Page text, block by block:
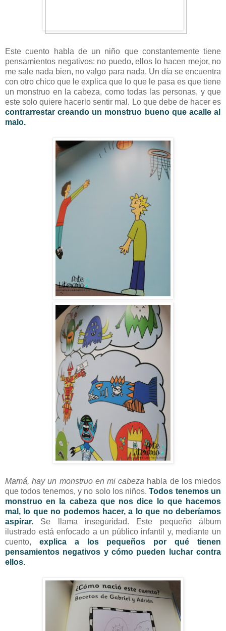
Este cuento habla de un niño que constantemente tiene
pensamientos negativos: no puedo, ellos lo hacen mejor, no
me sale nada bien, no valgo para nada. Un día se encuentra
con otro chico que le explica que lo que le pasa es que tiene
un monstruo en la cabeza, como todas las personas, y que
este solo quiere hacerlo sentir mal. Lo que debe de hacer es
contrarrestar creando un monstruo bueno que acalle al
malo.
Mamá, hay un monstruo en mi cabeza habla de los miedos
que todos tenemos, y no solo los niños.Todos tenemos un
monstruo en la cabeza que nos dice lo que hacemos
mal, lo que no podemos hacer, a lo que no deberíamos
aspirar. Se llama inseguridad. Este pequeño álbum
ilustrado está enfocado a un público infantil y, mediante un
cuento, explica a los pequeños por qué tienen
pensamientos negativos y cómo pueden luchar contra
ellos.